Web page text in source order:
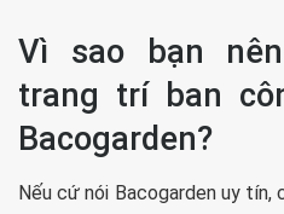
Vì sao bạn
trang trí ban
Bacogarden?
Nếu cứ nói Bacogarden uy